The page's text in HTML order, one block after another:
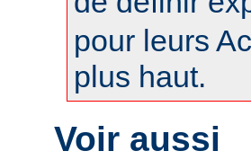
pour leurs
plus haut.
Voir aussi